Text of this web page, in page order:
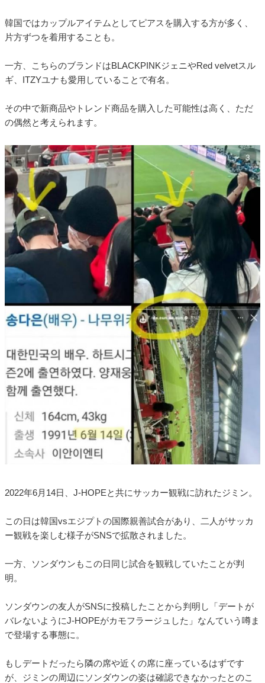
韓国ではカップルアイテムとしてピアスを購入する方が多く、
片方ずつを着用することも。
一方、こちらのブランドはBLACKPINKジェニやRed velvetスル
ギ、ITZYユナも愛用していることで有名。
その中で新商品やトレンド商品を購入した可能性は高く、ただ
の偶然と考えられます。
2022年6月14日、J-HOPEと共にサッカー観戦に訪れたジミン。
この日は韓国vsエジプトの国際親善試合があり、二人がサッカ
ー観戦を楽しむ様子がSNSで拡散されました。
一方、ソンダウンもこの日同じ試合を観戦していたことが判
明。
ソンダウンの友人がSNSに投稿したことから判明し「デートが
バレないようにJ-HOPEがカモフラージュした」なんていう噂ま
で登場する事態に。
もしデートだったら隣の席や近くの席に座っているはずです
が、ジミンの周辺にソンダウンの姿は確認できなかったとのこ